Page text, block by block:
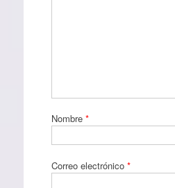
Nombre *
Correo electrónico *